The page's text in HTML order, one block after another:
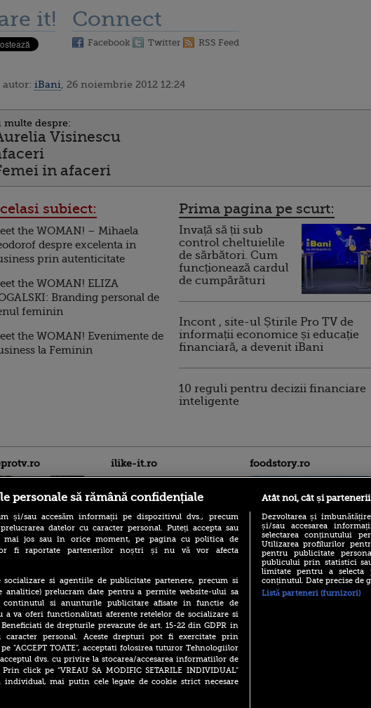
it! Connect
Facebook Twitter RSS Feed
autor: iBani , 26 noiembrie 2012 12:24
multe despre:
Visinescu
in afaceri
subiect:
the WOMAN! – Mihaela
despre excelenta in
prin autenticitate
the WOMAN! ELIZA
Branding personal de
feminin
the WOMAN! Evenimente de
la Feminin
Prima pagina pe scurt:
Invață să ții sub
control cheltuielile
de sărbători. Cum
funcționează cardul
de cumpărături
Incont , site-ul Știrile Pro TV de
informații economice și educație
financiară, a devenit iBani
10 reguli pentru decizii financiare
inteligente
piscină în Franța.
de baie sunt
era să piardă
din cauza unei
banale. Ce s-
la aeroport
de
pe platourile
Transformarea
pentru
ilike-it.ro foodstory.ro
(P) Descoperă Lumea
Evenimentelor din România
cu Transilvania Events!
personale să rămână confidențiale
și/sau accesăm informații pe dispozitivul dvs., precum
datelor cu caracter personal. Puteți accepta sau
mai jos sau în orice moment, pe pagina cu politica de
fi raportate partenerilor noștri și nu vă vor afecta
si agentiile de publicitate partenere, precum si
prelucram date pentru a permite website-ului sa
continutul si anunturile publicitare afisate in functie de
a va oferi functionalitati aferente retelelor de socializare si
de drepturile prevazute de art. 15-22 din GDPR in
caracter personal. Aceste drepturi pot fi exercitate prin
“ACCEPT TOATE”, acceptati folosirea tuturor Tehnologiilor
dvs. cu privire la stocarea/accesarea informatiilor de
click pe “VREAU SA MODIFIC SETARILE INDIVIDUAL”
mai putin cele legate de cookie strict necesare
Atât noi, cât și
Dezvoltarea și
și/sau accesarea
selectarea conținutului
Utilizarea profilurilor
pentru publicitate
publicului prin statistici
limitate pentru a selecta
conținutul. Date precise de
Listă parteneri (furnizori)